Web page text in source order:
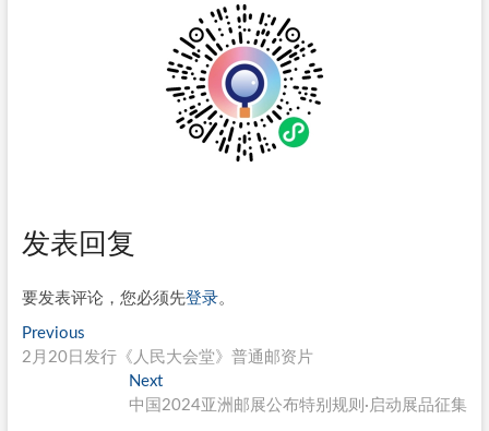
发表回复
要发表评论，您必须先登录。
文
章
PreviousPrevious
post:
2月20日发行《人民大会堂》普通邮资片
NextNext
post:
中国2024亚洲邮展公布特别规则·启动展品征集